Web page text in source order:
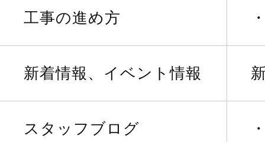
工事の進め方
新着情報、イベント情報
スタッフブログ